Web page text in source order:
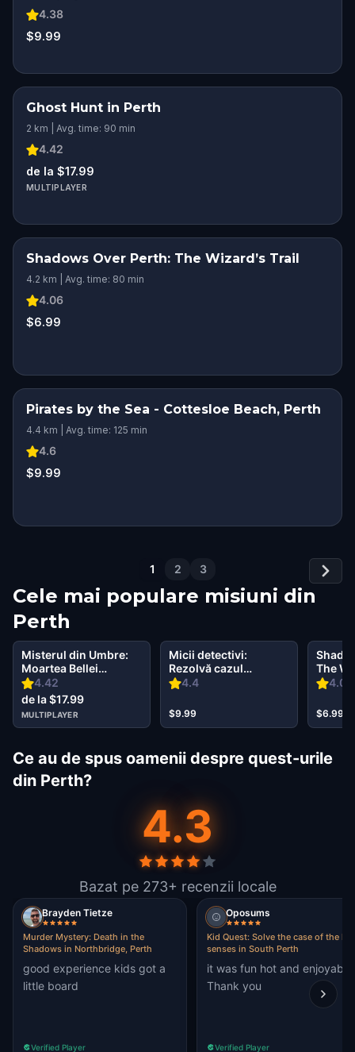
4.38
$9.99
Ghost Hunt in Perth
2 km | Avg. time: 90 min
4.42
de la $17.99
MULTIPLAYER
Shadows Over Perth: The Wizard’s Trail
4.2 km | Avg. time: 80 min
4.06
$6.99
Pirates by the Sea - Cottesloe Beach, Perth
4.4 km | Avg. time: 125 min
4.6
$9.99
1 2 3
Cele mai populare misiuni din
Perth
4.42
Misterul din Umbre:
Moartea Bellei
Wanderlust în
Western Australia
Perth
de la $17.99
MULTIPLAYER
4.4
Micii detectivi:
Rezolvă cazul
simțurilor dispărute
$9.99
4.06
The
$6.99
Ce au de spus oamenii despre quest-urile
din Perth?
4.3
Bazat pe 273+ recenzii locale
Brayden Tietze
Murder Mystery: Death in the
Shadows in Northbridge, Perth
good experience kids got a
little board
Verified Player
Oposums
Kid Quest: Solve the case of the
senses in South Perth
it was fun hot and enjoyable.
Thank you
Verified Player